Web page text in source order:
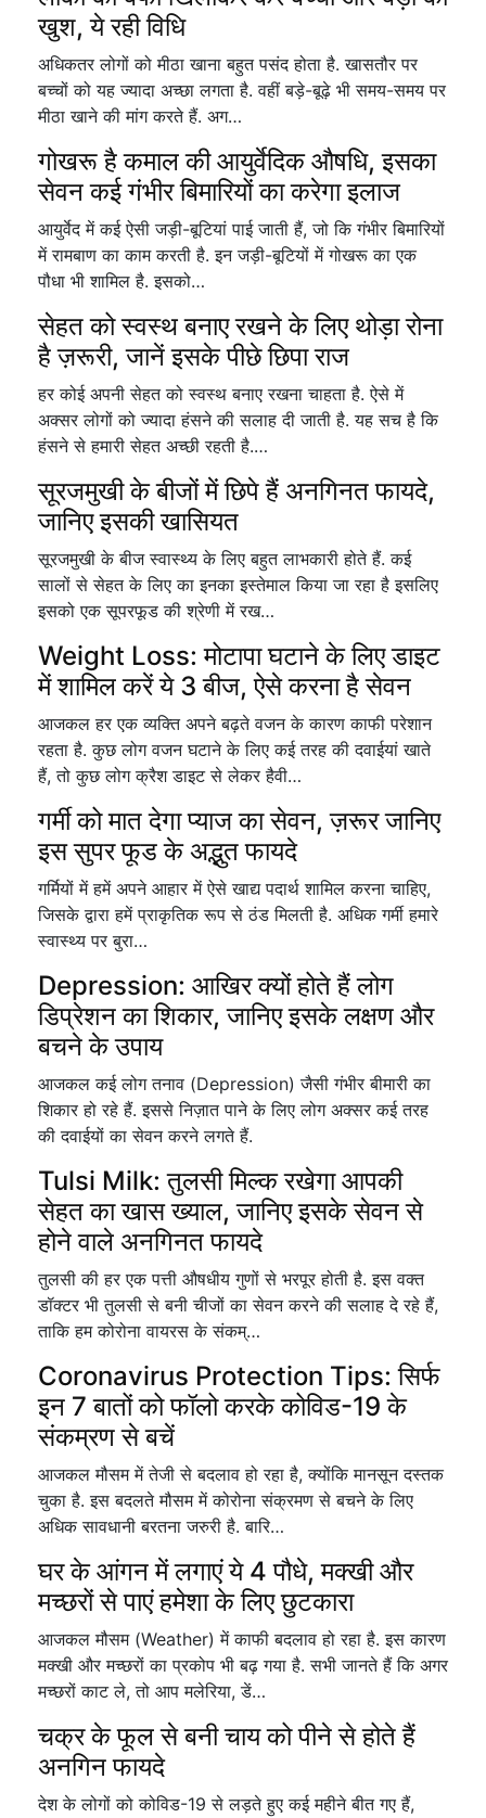
खुश, ये रही विधि
अधिकतर लोगों को मीठा खाना बहुत पसंद होता है. खासतौर पर
बच्चों को यह ज्यादा अच्छा लगता है. वहीं बड़े-बूढ़े भी समय-समय पर
मीठा खाने की मांग करते हैं. अग…
गोखरू है कमाल की आयुर्वेदिक औषधि, इसका
सेवन कई गंभीर बिमारियों का करेगा इलाज
आयुर्वेद में कई ऐसी जड़ी-बूटियां पाई जाती हैं, जो कि गंभीर बिमारियों
में रामबाण का काम करती है. इन जड़ी-बूटियों में गोखरू का एक
पौधा भी शामिल है. इसको…
सेहत को स्वस्थ बनाए रखने के लिए थोड़ा रोना
है ज़रूरी, जानें इसके पीछे छिपा राज
हर कोई अपनी सेहत को स्वस्थ बनाए रखना चाहता है. ऐसे में
अक्सर लोगों को ज्यादा हंसने की सलाह दी जाती है. यह सच है कि
हंसने से हमारी सेहत अच्छी रहती है.…
सूरजमुखी के बीजों में छिपे हैं अनगिनत फायदे,
जानिए इसकी खासियत
सूरजमुखी के बीज स्वास्थ्य के लिए बहुत लाभकारी होते हैं. कई
सालों से सेहत के लिए का इनका इस्तेमाल किया जा रहा है इसलिए
इसको एक सूपरफूड की श्रेणी में रख…
Weight Loss: मोटापा घटाने के लिए डाइट
में शामिल करें ये 3 बीज, ऐसे करना है सेवन
आजकल हर एक व्यक्ति अपने बढ़ते वजन के कारण काफी परेशान
रहता है. कुछ लोग वजन घटाने के लिए कई तरह की दवाईयां खाते
हैं, तो कुछ लोग क्रैश डाइट से लेकर हैवी…
गर्मी को मात देगा प्याज का सेवन, ज़रूर जानिए
इस सुपर फूड के अद्भुत फायदे
गर्मियों में हमें अपने आहार में ऐसे खाद्य पदार्थ शामिल करना चाहिए,
जिसके द्वारा हमें प्राकृतिक रूप से ठंड मिलती है. अधिक गर्मी हमारे
स्वास्थ्य पर बुरा…
Depression: आखिर क्यों होते हैं लोग
डिप्रेशन का शिकार, जानिए इसके लक्षण और
बचने के उपाय
आजकल कई लोग तनाव (Depression) जैसी गंभीर बीमारी का
शिकार हो रहे हैं. इससे निज़ात पाने के लिए लोग अक्सर कई तरह
की दवाईयों का सेवन करने लगते हैं.
Tulsi Milk: तुलसी मिल्क रखेगा आपकी
सेहत का खास ख्याल, जानिए इसके सेवन से
होने वाले अनगिनत फायदे
तुलसी की हर एक पत्ती औषधीय गुणों से भरपूर होती है. इस वक्त
डॉक्टर भी तुलसी से बनी चीजों का सेवन करने की सलाह दे रहे हैं,
ताकि हम कोरोना वायरस के संकम्…
Coronavirus Protection Tips: सिर्फ
इन 7 बातों को फॉलो करके कोविड-19 के
संकम्रण से बचें
आजकल मौसम में तेजी से बदलाव हो रहा है, क्योंकि मानसून दस्तक
चुका है. इस बदलते मौसम में कोरोना संक्रमण से बचने के लिए
अधिक सावधानी बरतना जरुरी है. बारि…
घर के आंगन में लगाएं ये 4 पौधे, मक्खी और
मच्छरों से पाएं हमेशा के लिए छुटकारा
आजकल मौसम (Weather) में काफी बदलाव हो रहा है. इस कारण
मक्खी और मच्छरों का प्रकोप भी बढ़ गया है. सभी जानते हैं कि अगर
मच्छरों काट ले, तो आप मलेरिया, डें…
चक्र के फूल से बनी चाय को पीने से होते हैं
अनगिन फायदे
देश के लोगों को कोविड-19 से लड़ते हुए कई महीने बीत गए हैं,